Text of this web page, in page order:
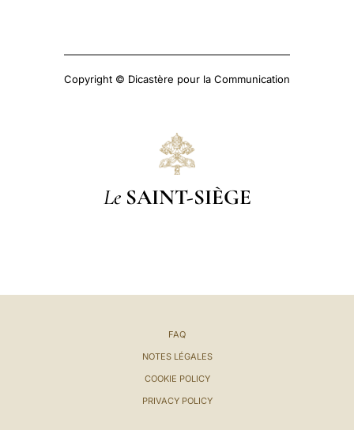
Copyright © Dicastère pour la Communication
Le SAINT-SIÈGE
FAQ
NOTES LÉGALES
COOKIE POLICY
PRIVACY POLICY